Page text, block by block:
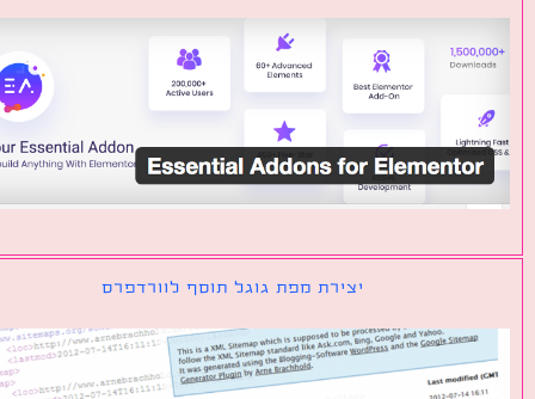
יצירת מפת גוגל תוסף לוורדפרס